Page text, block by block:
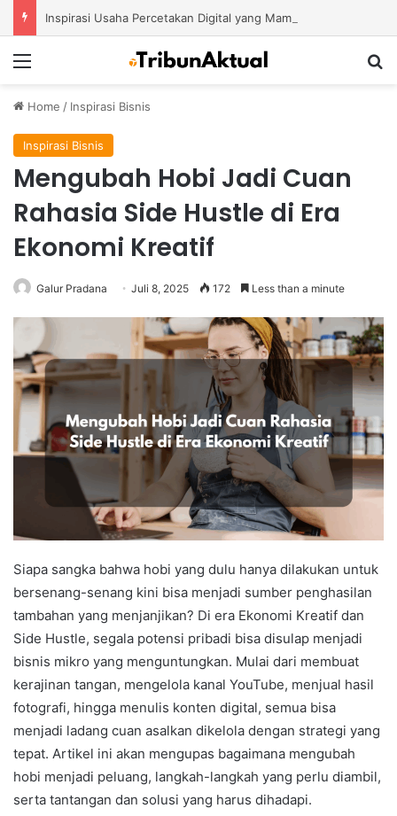
Home / Inspirasi Bisnis
Inspirasi Bisnis
Mengubah Hobi Jadi Cuan
Rahasia Side Hustle di Era
Ekonomi Kreatif
Galur Pradana Juli 8, 2025 172 Less than a minute
Siapa sangka bahwa hobi yang dulu hanya dilakukan untuk
bersenang-senang kini bisa menjadi sumber penghasilan
tambahan yang menjanjikan? Di era Ekonomi Kreatif dan
Side Hustle, segala potensi pribadi bisa disulap menjadi
bisnis mikro yang menguntungkan. Mulai dari membuat
kerajinan tangan, mengelola kanal YouTube, menjual hasil
fotografi, hingga menulis konten digital, semua bisa
menjadi ladang cuan asalkan dikelola dengan strategi yang
tepat. Artikel ini akan mengupas bagaimana mengubah
hobi menjadi peluang, langkah-langkah yang perlu diambil,
serta tantangan dan solusi yang harus dihadapi.